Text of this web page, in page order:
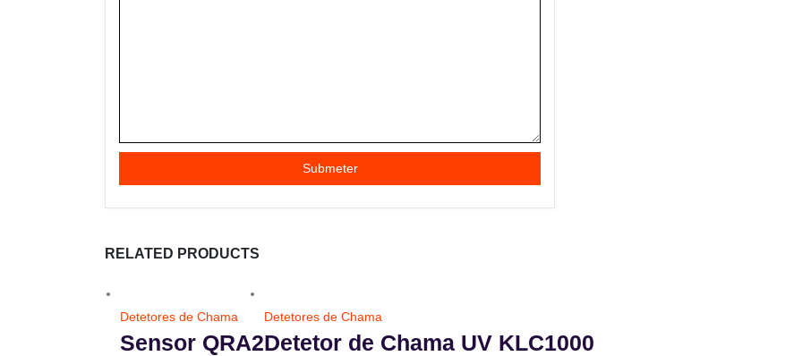
RELATED PRODUCTS
Detetores de Chama
Sensor QRA2
Detetores de Chama
Detetor de Chama UV KLC1000